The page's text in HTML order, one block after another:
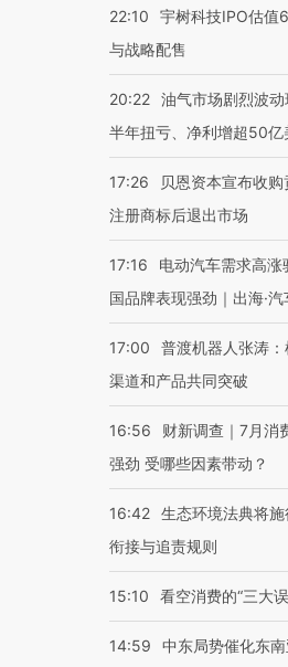
22:10
宇树科技IPO估值
与战略配售
20:22 油气市场剧烈波
半年扭亏、净利增超50亿
17:26
贝恩资本宣布收
注册商标后退出市场
17:16
电动汽车需求高涨
国品牌表现强劲｜出海·汽
17:00
普渡机器人张涛：
渠道和产品共同突破
16:56
财新调查｜7月消
强劲 受哪些因素带动？
16:42 生态环境法典将
衔接与追责规则
15:10 看空消费的“三大
14:59
中东局势催化东